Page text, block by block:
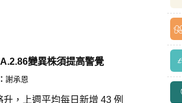
變異株須提高警覺
謝承恩
，上週平均每日新增 43 例